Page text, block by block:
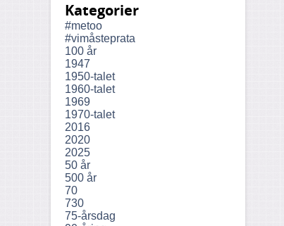
Kategorier
#metoo
#vimåsteprata
100 år
1947
1950-talet
1960-talet
1969
1970-talet
2016
2020
2025
50 år
500 år
70
730
75-årsdag